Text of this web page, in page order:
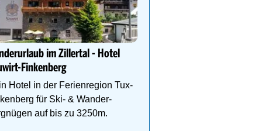
6 7
im Zillertal - Hotel
Finkenberg
Hotel in der Ferienregion Tux-
für Ski- & Wander-
auf bis zu 3250m.